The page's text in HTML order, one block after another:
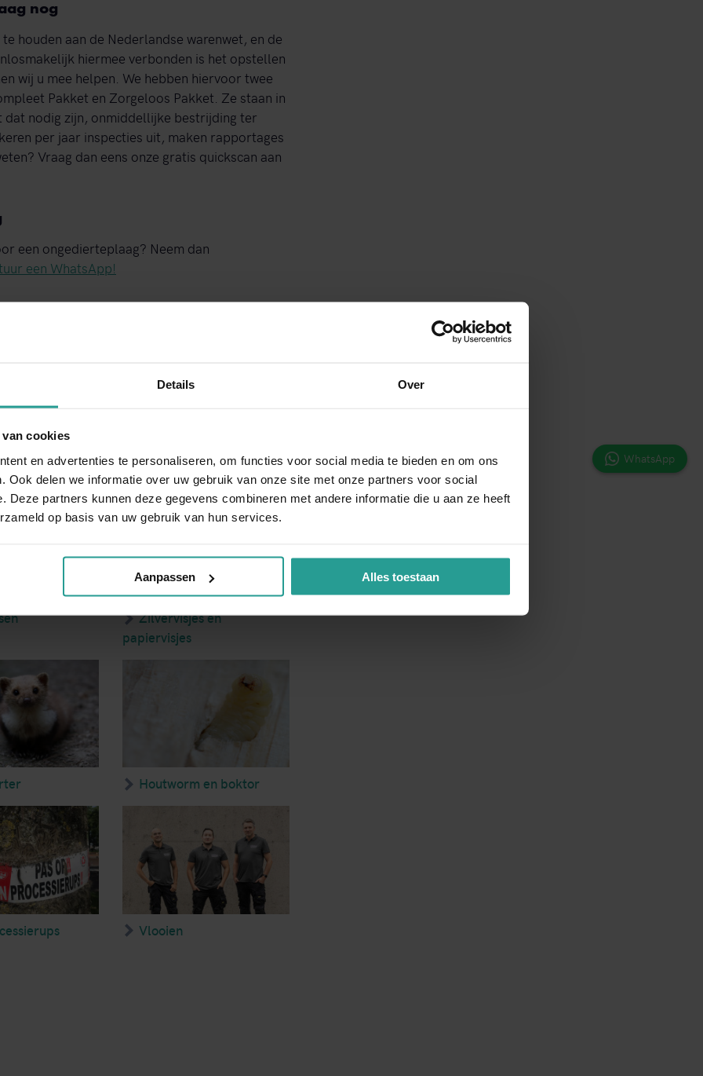
Details Over
cookies
en advertenties te personaliseren, om functies voor social media te bieden en om ons
Ook delen we informatie over uw gebruik van onze site met onze partners voor social
Deze partners kunnen deze gegevens combineren met andere informatie die u aan ze heeft
op basis van uw gebruik van hun services.
Aanpassen Alles toestaan
nog
houden aan de Nederlandse warenwet, en de
hiermee verbonden is het opstellen
wij u mee helpen. We hebben hiervoor twee
Pakket en Zorgeloos Pakket. Ze staan in
nodig zijn, onmiddellijke bestrijding ter
per jaar inspecties uit, maken rapportages
Vraag dan eens onze gratis quickscan aan
een ongedierteplaag? Neem dan
een WhatsApp!
sprake van minder spoed, dan kunt u ook ons
op uw (aan)vraag binnen 1 werkdag.
Zilvervisjes en
papiervisjes
Houtworm en boktor
Vlooien
WhatsApp